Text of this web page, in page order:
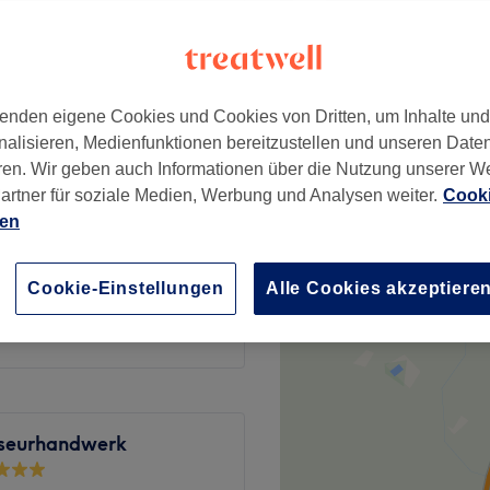
68 €
98 €
eigene Cookies und Cookies von Dritten, um Inhalte
Medienfunktionen bereitzustellen und unseren
Wir geben auch Informationen über die Nutzung unserer
für soziale Medien, Werbung und Analysen weiter.
Cookie-Einstellungen Alle Cookies akzeptieren